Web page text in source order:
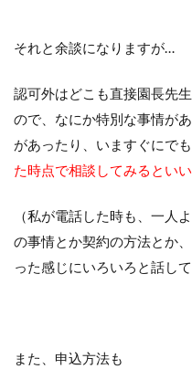
それと余談になりますが…
認可外はどこも直接園長先
ので、なにか特別な事情が
があったり、いますぐにで
た時点で相談してみるとい
（私が電話した時も、一人
の事情とか契約の方法とか
った感じにいろいろと話し
また、申込方法も